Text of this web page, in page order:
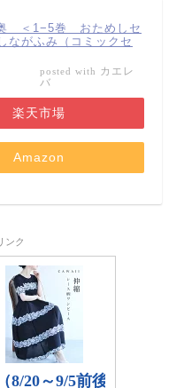
奥 ＜1−5巻 おためしセ
ながふみ（コミックセ
posted with カエレ
バ
楽天市場
Amazon
ンク